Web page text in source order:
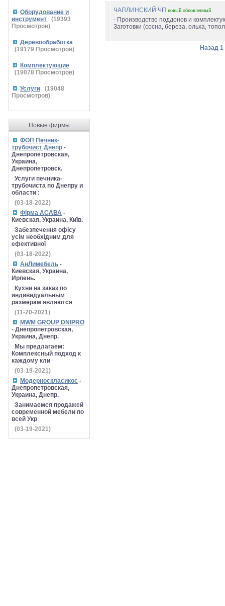
Оборудование и
инструмент
(19393
Просмотров)
Деревообработка
(19179 Просмотров)
Комплектующие
(19078 Просмотров)
Услуги (19048
Просмотров)
Новые фирмы
ФОП Печник-
трубочист Днепр -
Днепропетровская,
Украина,
Днепропетровск.
Услуги печника-
трубочиста по Днепру и
области :
(03-18-2022)
Фірма АСАВА -
Киевская, Украина, Київ.
Забезпечення офісу
усім необхідним для
ефективної
(03-18-2022)
АнЛимебель -
Киевская, Украина,
Ирпень.
Кухни на заказ по
индивидуальным
размерам являются
(11-20-2021)
MWM GROUP DNIPRO
- Днепропетровская,
Украина, Днепр.
Мы предлагаем:
Комплексный подход к
каждому кли
(03-19-2021)
Модерноскласикос -
Днепропетровская,
Украина, Днепр.
Занимаемся продажей
современной мебели по
всей Укр
(03-19-2021)
ЧАПЛИНСКИЙ ЧП новый обновленный
- Производство поддонов и
Заготовки (сосна, береза, ольха,
Назад 1